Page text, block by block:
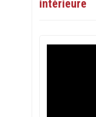
intérieure